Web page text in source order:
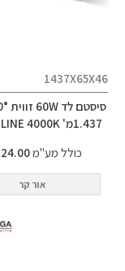
1437X65X46
1.437מ' DREAM LINE 4000K
כולל מע"מ824.00 ₪
אור קר